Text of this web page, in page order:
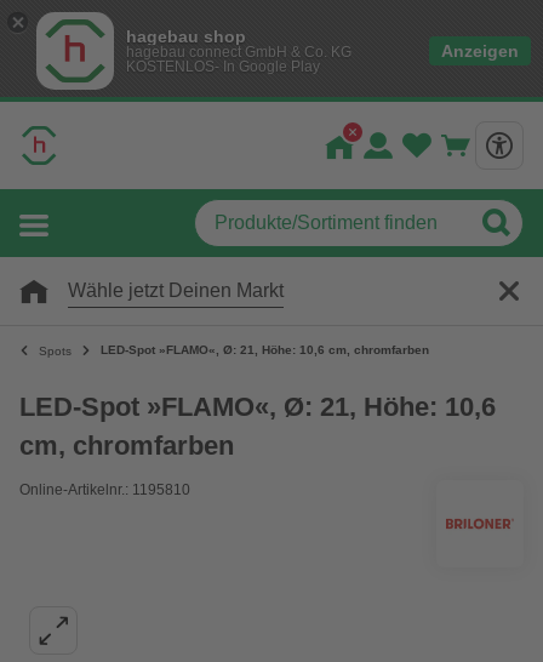
hagebau shop
hagebau connect GmbH & Co. KG
KOSTENLOS- In Google Play
Anzeigen
Wähle jetzt Deinen Markt
Spots LED-Spot »FLAMO«, Ø: 21, Höhe: 10,6 cm, chromfarben
LED-Spot »FLAMO«, Ø: 21, Höhe: 10,6
cm, chromfarben
Online-Artikelnr.: 1195810